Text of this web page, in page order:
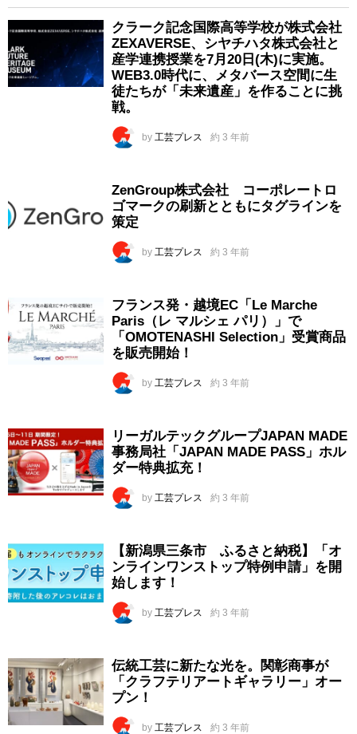
クラーク記念国際高等学校が株式会社
ZEXAVERSE、シヤチハタ株式会社と
産学連携授業を7月20日(木)に実施。
WEB3.0時代に、メタバース空間に生
徒たちが「未来遺産」を作ることに挑
戦。
by 工芸プレス 約 3 年前
ZenGroup株式会社 コーポレートロ
ゴマークの刷新とともにタグラインを
策定
by 工芸プレス 約 3 年前
フランス発・越境EC「Le Marche
Paris（レ マルシェ パリ）」で
「OMOTENASHI Selection」受賞商品
を販売開始！
by 工芸プレス 約 3 年前
リーガルテックグループJAPAN MADE
事務局社「JAPAN MADE PASS」ホル
ダー特典拡充！
by 工芸プレス 約 3 年前
【新潟県三条市 ふるさと納税】「オ
ンラインワンストップ特例申請」を開
始します！
by 工芸プレス 約 3 年前
伝統工芸に新たな光を。関彰商事が
「クラフテリアートギャラリー」オー
プン！
by 工芸プレス 約 3 年前